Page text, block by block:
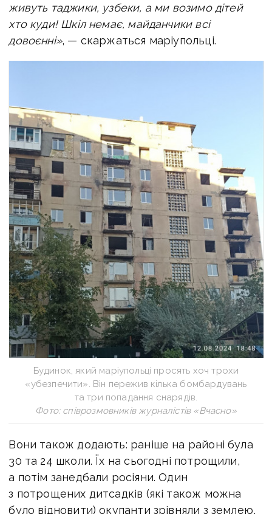
живуть таджики, узбеки, а ми возимо дітей
хто куди! Шкіл немає, майданчики всі
довоєнні», — скаржаться маріупольці.
Будинок, який маріупольці просять хоч трохи
«убезпечити». Він пережив кілька бомбардувань
та три попадання снарядів.
Фото: співрозмовників журналістів «Вчасно»
Вони також додають: раніше на районі була
30 та 24 школи. Їх на сьогодні потрощили,
а потім занедбали росіяни. Один
з потрощених дитсадків (які також можна
було відновити) окупанти зрівняли з землею,